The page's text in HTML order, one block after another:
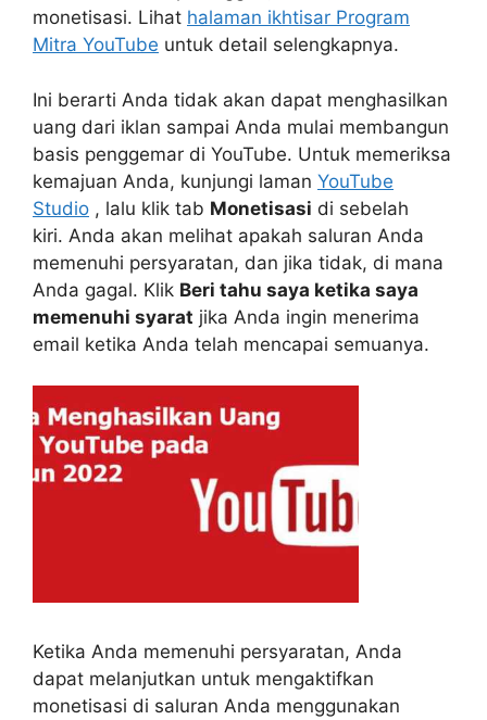
monetisasi. Lihat halaman ikhtisar Program
Mitra YouTube untuk detail selengkapnya.
Ini berarti Anda tidak akan dapat menghasilkan
uang dari iklan sampai Anda mulai membangun
basis penggemar di YouTube. Untuk memeriksa
kemajuan Anda, kunjungi laman YouTube
Studio , lalu klik tab Monetisasi di sebelah
kiri. Anda akan melihat apakah saluran Anda
memenuhi persyaratan, dan jika tidak, di mana
Anda gagal. Klik Beri tahu saya ketika saya
memenuhi syarat jika Anda ingin menerima
email ketika Anda telah mencapai semuanya.
Ketika Anda memenuhi persyaratan, Anda
dapat melanjutkan untuk mengaktifkan
monetisasi di saluran Anda menggunakan